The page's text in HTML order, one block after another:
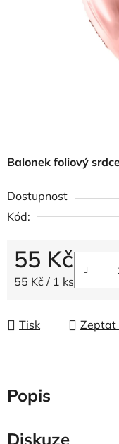
Balonek foliový
Dostupnost
Kód:
55 Kč
Měrná cena:
55 Kč / 1 ks
Tisk Zeptat
Popis
Diskuze